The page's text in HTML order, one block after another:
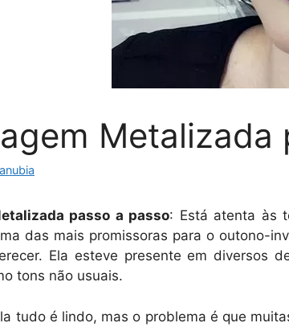
Metalizada
passo a passo: Está atenta às
das mais promissoras para o outono-
Ela esteve presente em diversos
tons não usuais.
tudo é lindo, mas o problema é que